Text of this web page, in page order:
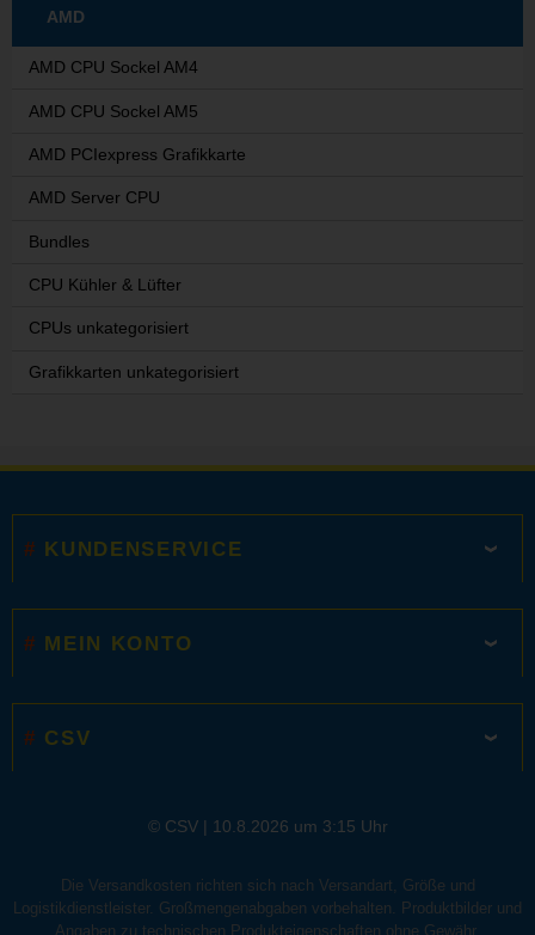
AMD
AMD CPU Sockel AM4
AMD CPU Sockel AM5
AMD PCIexpress Grafikkarte
AMD Server CPU
Bundles
CPU Kühler & Lüfter
CPUs unkategorisiert
Grafikkarten unkategorisiert
KUNDENSERVICE
MEIN KONTO
CSV
© CSV | 10.8.2026 um 3:15 Uhr
Die Versandkosten richten sich nach Versandart, Größe und
Logistikdienstleister. Großmengenabgaben vorbehalten. Produktbilder und
Angaben zu technischen Produkteigenschaften ohne Gewähr.